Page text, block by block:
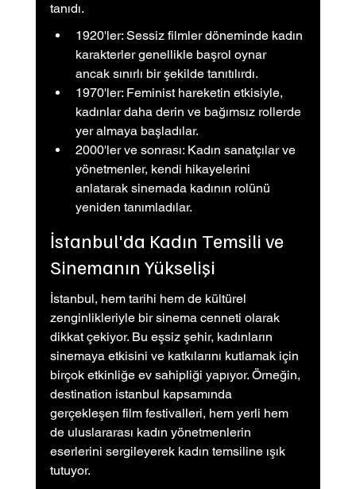
tanıdı.
1920'ler: Sessiz filmler döneminde kadın
karakterler genellikle başrol oynar
ancak sınırlı bir şekilde tanıtılırdı.
1970'ler: Feminist hareketin etkisiyle,
kadınlar daha derin ve bağımsız rollerde
yer almaya başladılar.
2000'ler ve sonrası: Kadın sanatçılar ve
yönetmenler, kendi hikayelerini
anlatarak sinemada kadının rolünü
yeniden tanımladılar.
İstanbul'da Kadın Temsili ve
Sinemanın Yükselişi
İstanbul, hem tarihi hem de kültürel
zenginlikleriyle bir sinema cenneti olarak
dikkat çekiyor. Bu eşsiz şehir, kadınların
sinemaya etkisini ve katkılarını kutlamak için
birçok etkinliğe ev sahipliği yapıyor. Örneğin,
destination istanbul kapsamında
gerçekleşen film festivalleri, hem yerli hem
de uluslararası kadın yönetmenlerin
eserlerini sergileyerek kadın temsiline ışık
tutuyor.